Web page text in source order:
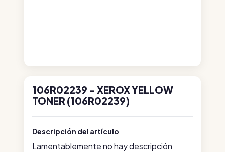
106R02239 - XEROX YELLOW
TONER (106R02239)
Descripción del artículo
Lamentablemente no hay descripción